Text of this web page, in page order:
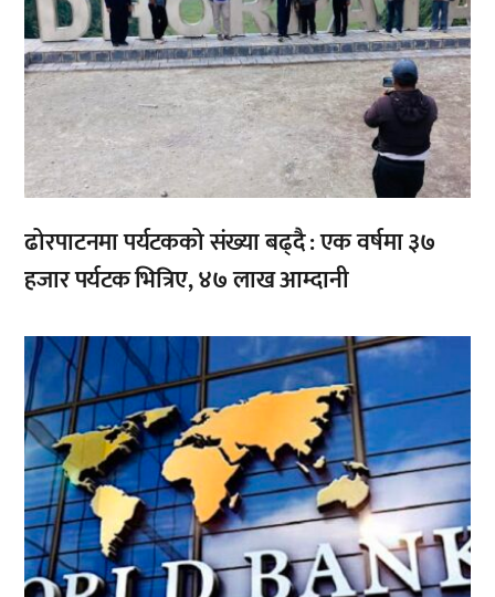
ढोरपाटनमा पर्यटकको संख्या बढ्दै : एक वर्षमा ३७
हजार पर्यटक भित्रिए, ४७ लाख आम्दानी